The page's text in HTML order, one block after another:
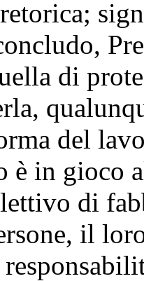
di
del
è in
di
il